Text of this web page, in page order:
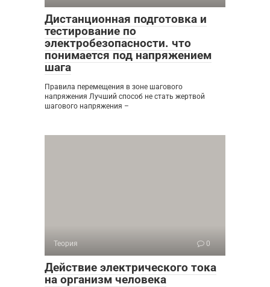
Дистанционная подготовка и
тестирование по
электробезопасности. что
понимается под напряжением
шага
Правила перемещения в зоне шагового
напряжения Лучший способ не стать жертвой
шагового напряжения –
Теория 0
Действие электрического тока
на организм человека